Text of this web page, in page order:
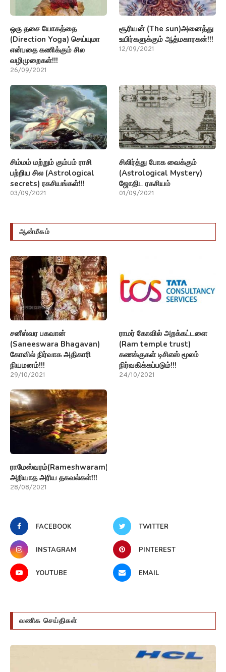
ஒரு தசை யோகத்தை
(Direction Yoga) செய்யுமா
என்பதை கணிக்கும் சில
வழிமுறைகள்!!!
26/09/2021
சூரியன் (The sun)அனைத்து
உயிர்களுக்கும் ஆத்மகாரகன்!!!
12/09/2021
சிம்மம் மற்றும் கும்பம் ராசி
பற்றிய சில (Astrological
secrets) ரகசியங்கள்!!!
03/09/2021
சிலிர்த்து போக வைக்கும்
(Astrological Mystery)
ஜோதிட ரகசியம்
01/09/2021
ஆன்மீகம்
சனீஸ்வர பகவான்
(Saneeswara Bhagavan)
கோவில் நிர்வாக அதிகாரி
நியமனம்!!!
29/10/2021
ராமர் கோவில் அறக்கட்டளை
(Ram temple trust)
கணக்குகள் டிசிஎஸ் மூலம்
நிர்வகிக்கப்படும்!!!
24/10/2021
ராமேஸ்வரம்(Rameshwaram)பற்றி
அறியாத அரிய தகவல்கள்!!!
28/08/2021
FACEBOOK TWITTER
INSTAGRAM PINTEREST
YOUTUBE EMAIL
வணிக செய்திகள்